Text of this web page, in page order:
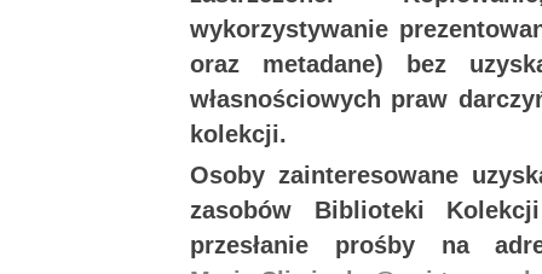
wykorzystywanie
oraz metadane) bez
własnościowych praw
kolekcji.
Osoby zainteresowane
zasobów Biblioteki
przesłanie prośby na